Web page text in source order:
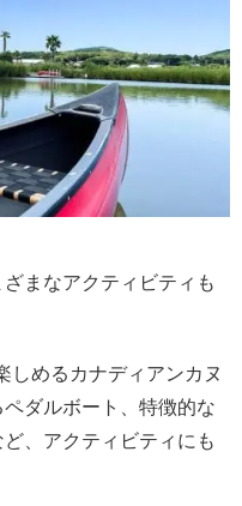
まなアクティビティも
しめるカナディアンカヌ
ダルボート、特徴的な
、アクティビティにも